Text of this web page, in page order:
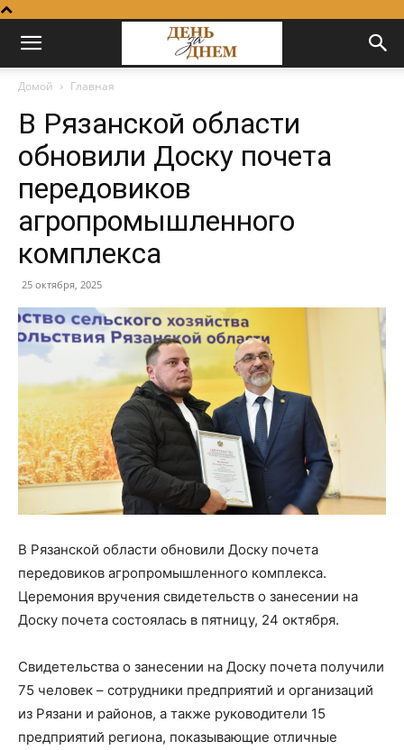
Домой Главная
В Рязанской области
обновили Доску почета
передовиков
агропромышленного
комплекса
25 октября, 2025
В Рязанской области обновили Доску почета
передовиков агропромышленного комплекса.
Церемония вручения свидетельств о занесении на
Доску почета состоялась в пятницу, 24 октября.
Свидетельства о занесении на Доску почета получили
75 человек – сотрудники предприятий и организаций
из Рязани и районов, а также руководители 15
предприятий региона, показывающие отличные